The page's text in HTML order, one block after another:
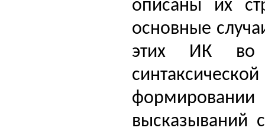
описаны их
основные
этих ИК во
формировании
высказываний